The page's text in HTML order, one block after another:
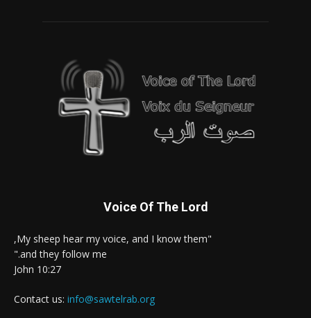
Voice Of The Lord
"My sheep hear my voice, and I know them,
and they follow me."
John 10:27
Contact us: info@sawtelrab.org